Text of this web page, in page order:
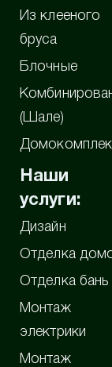
Из клееного
бруса
Блочные
(Шале)
Наши
услуги:
Дизайн
Отделка
Отделка бань
Монтаж
электрики
Монтаж